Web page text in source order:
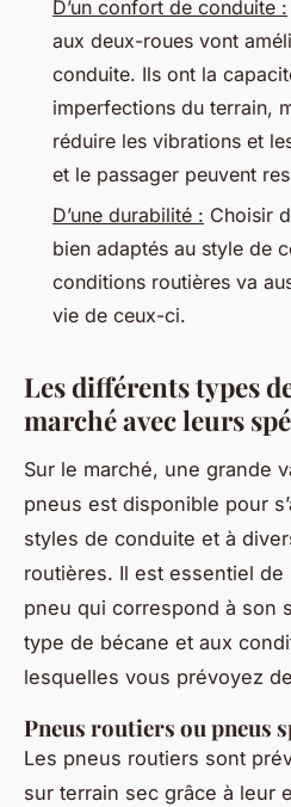
D’un confort de conduite :
aux deux-roues vont
conduite. Ils ont la
imperfections du terrain,
réduire les vibrations et
et le passager peuvent
D’une durabilité : Choisir
bien adaptés au style de
conditions routières va
vie de ceux-ci.
Les différents types
marché avec leurs
Sur le marché, une grande
pneus est disponible pour
styles de conduite et à
routières. Il est essentiel
pneu qui correspond à son
type de bécane et aux
lesquelles vous prévoyez
Pneus routiers ou pneus
Les pneus routiers sont
sur terrain sec grâce à leur